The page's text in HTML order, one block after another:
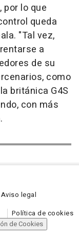
por lo que
queda
"Tal vez,
a
de su
como
británica G4S
con más
Aviso legal
Política de cookies
de Cookies